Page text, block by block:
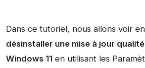
Dans ce tutoriel, nous allons voir
désinstaller une mise à jour
Windows 11 en utilisant les